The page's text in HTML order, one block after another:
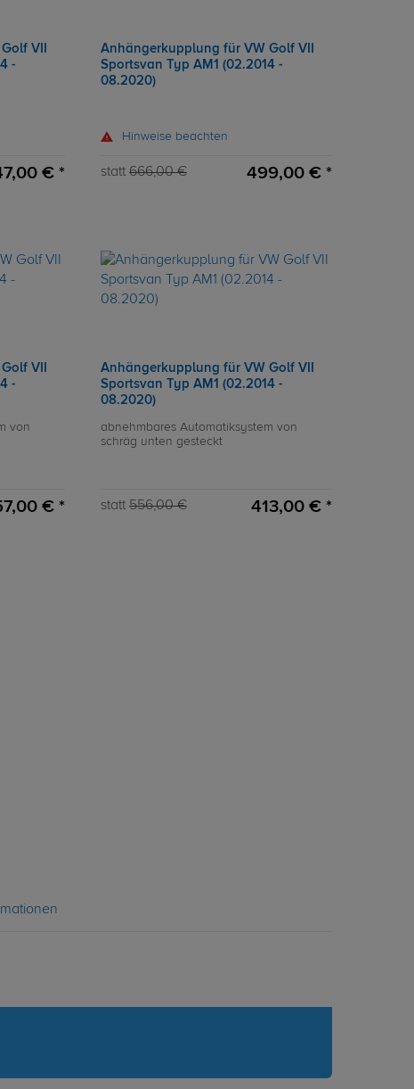
VII
-
€ *
Anhängerkupplung für VW Golf VII
Sportsvan Typ AM1 (02.2014 -
08.2020)
Hinweise beachten
statt 666,00 € 499,00 € *
VII
-
von
€ *
Anhängerkupplung für VW Golf VII
Sportsvan Typ AM1 (02.2014 -
08.2020)
abnehmbares Automatiksystem von
schräg unten gesteckt
statt 556,00 € 413,00 € *